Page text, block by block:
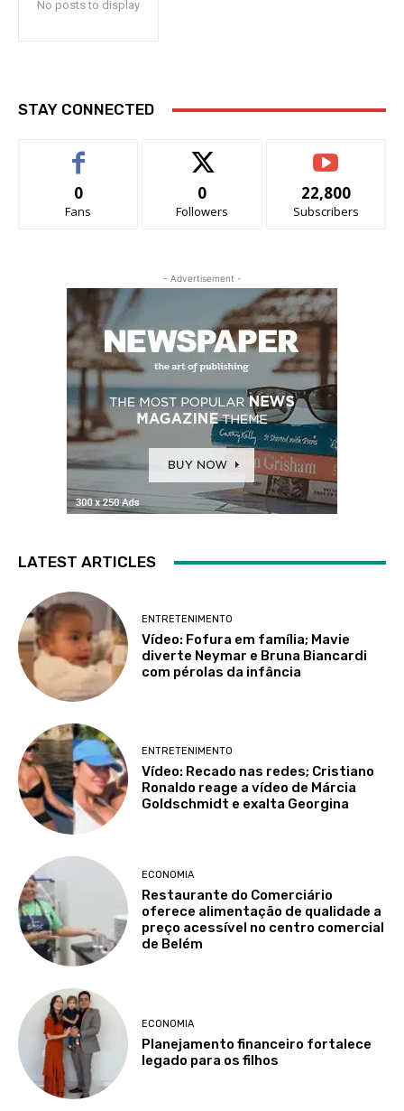
No posts to display
STAY CONNECTED
0
Fans
0
Followers
22,800
Subscribers
- Advertisement -
LATEST ARTICLES
ENTRETENIMENTO
Vídeo: Fofura em família; Mavie
diverte Neymar e Bruna Biancardi
com pérolas da infância
ENTRETENIMENTO
Vídeo: Recado nas redes; Cristiano
Ronaldo reage a vídeo de Márcia
Goldschmidt e exalta Georgina
ECONOMIA
Restaurante do Comerciário
oferece alimentação de qualidade a
preço acessível no centro comercial
de Belém
ECONOMIA
Planejamento financeiro fortalece
legado para os filhos